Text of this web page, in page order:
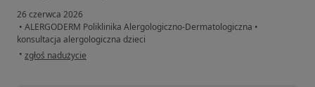
26 czerwca 2026
• ALERGODERM Poliklinika Alergologiczno-Dermatologiczna •
konsultacja alergologiczna dzieci
• w opinii użytkownika Piotr
zgłoś nadużycie